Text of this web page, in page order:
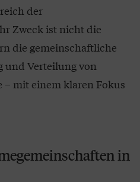
der
Zweck ist nicht die
die gemeinschaftliche
und Verteilung von
– mit einem klaren Fokus
in